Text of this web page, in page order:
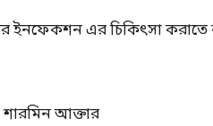
ইনফেকশন এর চিকিৎসা করাতে
শারমিন আক্তার